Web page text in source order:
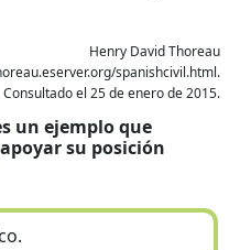
Henry David Thoreau
spanishcivil.html.
Consultado el 25 de enero de 2015.
un ejemplo que
su posición